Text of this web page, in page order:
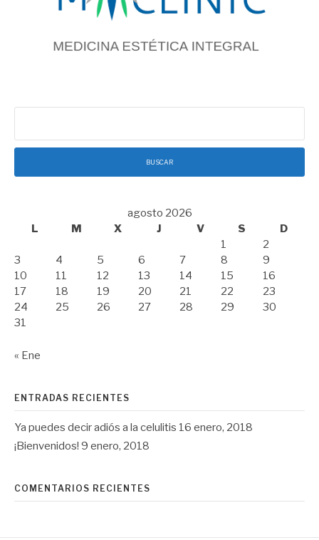
agosto 2026
L
M X J V S
D
1
2
3
4 5 6 7 8
9
10
11 12 13 14 15
16
17
18 19 20 21 22
23
24
25 26 27 28 29
30
31
« Ene
ENTRADAS RECIENTES
Ya puedes decir adiós a la celulitis 16 enero, 2018
¡Bienvenidos! 9 enero, 2018
COMENTARIOS RECIENTES